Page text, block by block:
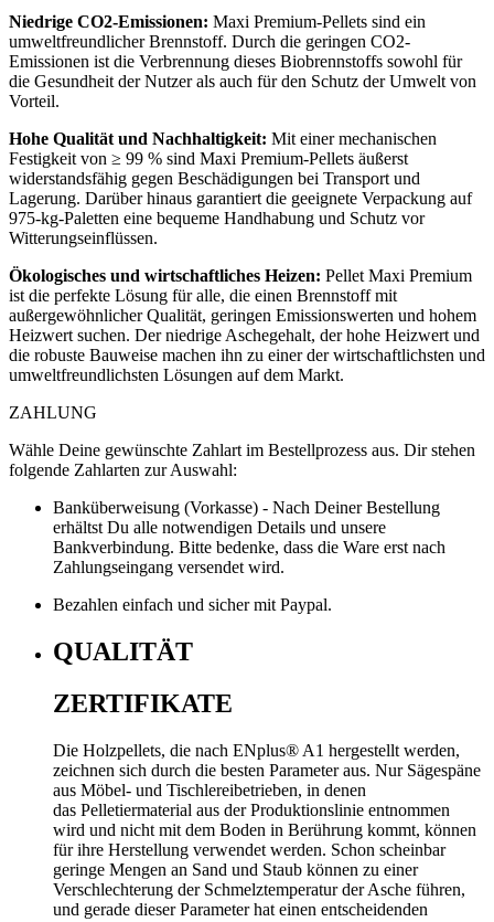
Niedrige CO2-Emissionen: Maxi Premium-Pellets sind ein
umweltfreundlicher Brennstoff. Durch die geringen CO2-
Emissionen ist die Verbrennung dieses Biobrennstoffs sowohl für
die Gesundheit der Nutzer als auch für den Schutz der Umwelt von
Vorteil.
Hohe Qualität und Nachhaltigkeit: Mit einer mechanischen
Festigkeit von ≥ 99 % sind Maxi Premium-Pellets äußerst
widerstandsfähig gegen Beschädigungen bei Transport und
Lagerung. Darüber hinaus garantiert die geeignete Verpackung auf
975-kg-Paletten eine bequeme Handhabung und Schutz vor
Witterungseinflüssen.
Ökologisches und wirtschaftliches Heizen: Pellet Maxi Premium
ist die perfekte Lösung für alle, die einen Brennstoff mit
außergewöhnlicher Qualität, geringen Emissionswerten und hohem
Heizwert suchen. Der niedrige Aschegehalt, der hohe Heizwert und
die robuste Bauweise machen ihn zu einer der wirtschaftlichsten und
umweltfreundlichsten Lösungen auf dem Markt.
ZAHLUNG
Wähle Deine gewünschte Zahlart im Bestellprozess aus. Dir stehen
folgende Zahlarten zur Auswahl:
Banküberweisung (Vorkasse) - Nach Deiner Bestellung
erhältst Du alle notwendigen Details und unsere
Bankverbindung. Bitte bedenke, dass die Ware erst nach
Zahlungseingang versendet wird.
Bezahlen einfach und sicher mit Paypal.
QUALITÄT
ZERTIFIKATE
Die Holzpellets, die nach ENplus® A1 hergestellt werden,
zeichnen sich durch die besten Parameter aus. Nur Sägespäne
aus Möbel- und Tischlereibetrieben, in denen
das Pelletiermaterial aus der Produktionslinie entnommen
wird und nicht mit dem Boden in Berührung kommt, können
für ihre Herstellung verwendet werden. Schon scheinbar
geringe Mengen an Sand und Staub können zu einer
Verschlechterung der Schmelztemperatur der Asche führen,
und gerade dieser Parameter hat einen entscheidenden